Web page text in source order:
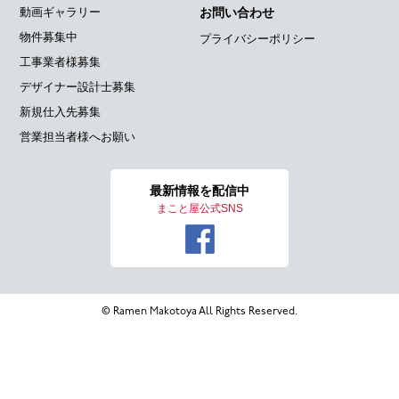
動画ギャラリー
物件募集中
工事業者様募集
デザイナー設計士募集
新規仕入先募集
営業担当者様へお願い
お問い合わせ
プライバシーポリシー
最新情報を配信中
まこと屋公式SNS
© Ramen Makotoya All Rights Reserved.